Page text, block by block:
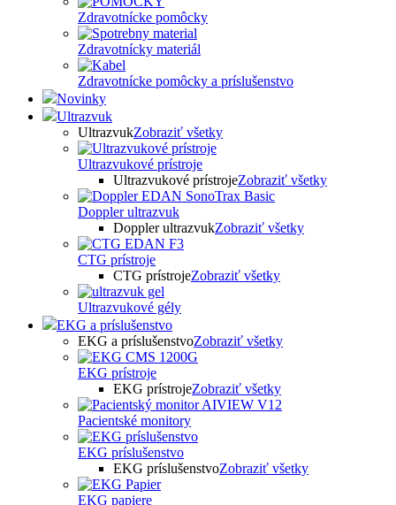
Zdravotnícke pomôcky
Zdravotnícky materiál
Zdravotnícke pomôcky a príslušenstvo
Novinky
Ultrazvuk
UltrazvukZobraziť všetky
Ultrazvukové prístroje
Ultrazvukové prístrojeZobraziť všetky
Doppler ultrazvuk
Doppler ultrazvukZobraziť všetky
CTG prístroje
CTG prístrojeZobraziť všetky
Ultrazvukové gély
EKG a príslušenstvo
EKG a príslušenstvoZobraziť všetky
EKG prístroje
EKG prístrojeZobraziť všetky
Pacientské monitory
EKG príslušenstvo
EKG príslušenstvoZobraziť všetky
EKG papiere